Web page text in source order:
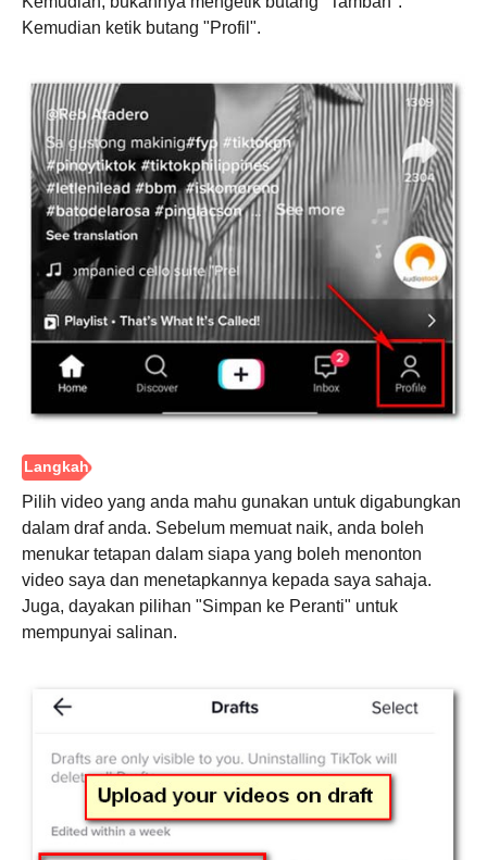
Langkah
6.
Kemudian ketik butang "Profil".
Pilih video yang anda mahu gunakan untuk digabungkan
dalam draf anda. Sebelum memuat naik, anda boleh
menukar tetapan dalam siapa yang boleh menonton
video saya dan menetapkannya kepada saya sahaja.
Juga, dayakan pilihan "Simpan ke Peranti" untuk
mempunyai salinan.